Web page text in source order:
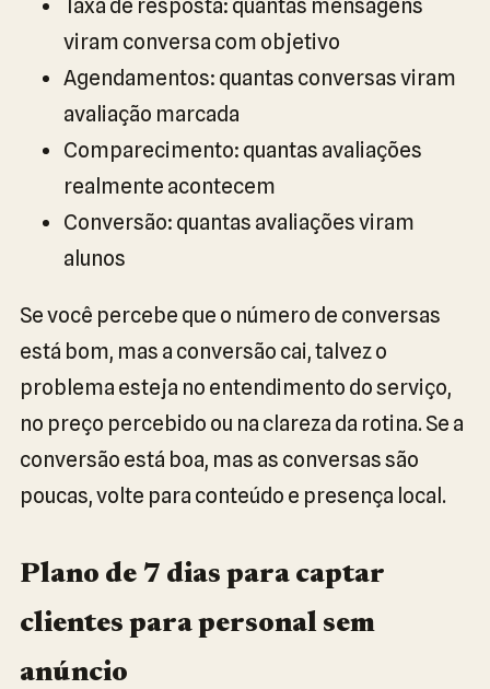
Taxa de resposta: quantas mensagens
viram conversa com objetivo
Agendamentos: quantas conversas viram
avaliação marcada
Comparecimento: quantas avaliações
realmente acontecem
Conversão: quantas avaliações viram
alunos
Se você percebe que o número de conversas
está bom, mas a conversão cai, talvez o
problema esteja no entendimento do serviço,
no preço percebido ou na clareza da rotina. Se a
conversão está boa, mas as conversas são
poucas, volte para conteúdo e presença local.
Plano de 7 dias para captar
clientes para personal sem
anúncio